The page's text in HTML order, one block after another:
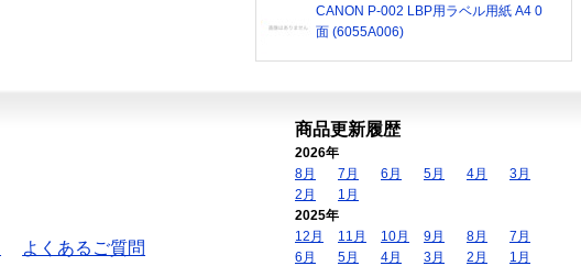
CANON P-002 LBP用ラベル用紙 A4 0
面 (6055A006)
よくあるご質問
商品更新履歴
2026年
8月
7月 6月 5月 4月
3月
2月
1月
2025年
12月
11月 10月 9月 8月
7月
6月
5月 4月 3月 2月
1月